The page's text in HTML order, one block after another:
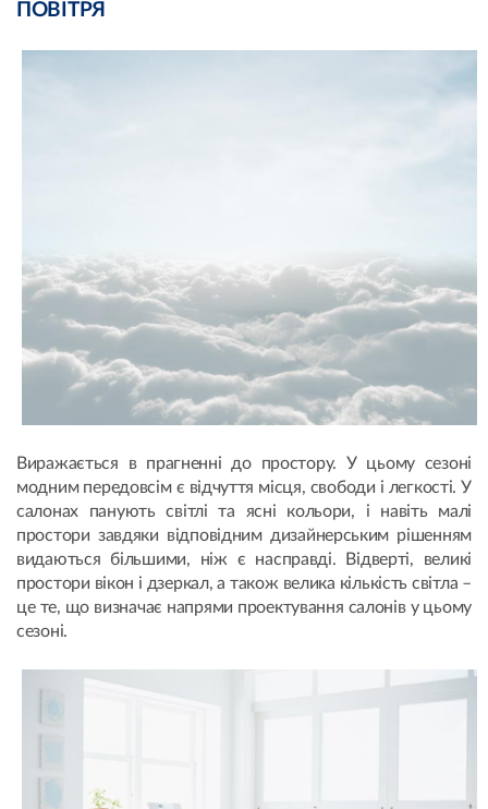
ПОВІТРЯ
Виражається в прагненні до простору. У цьому сезоні
модним передовсім є відчуття місця, свободи і легкості. У
салонах панують світлі та ясні кольори, і навіть малі
простори завдяки відповідним дизайнерським рішенням
видаються більшими, ніж є насправді. Відверті, великі
простори вікон і дзеркал, а також велика кількість світла –
це те, що визначає напрями проектування салонів у цьому
сезоні.